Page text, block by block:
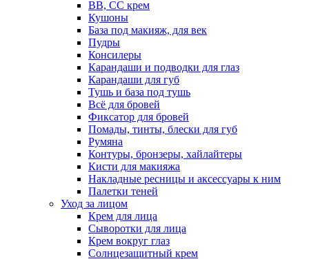
BB, CC крем
Кушоны
База под макияж, для век
Пудры
Консилеры
Карандаши и подводки для глаз
Карандаши для губ
Тушь и база под тушь
Всё для бровей
Фиксатор для бровей
Помады, тинты, блески для губ
Румяна
Контуры, бронзеры, хайлайтеры
Кисти для макияжа
Накладные ресницы и аксессуары к ним
Палетки теней
Уход за лицом
Крем для лица
Сыворотки для лица
Крем вокруг глаз
Солнцезащитный крем